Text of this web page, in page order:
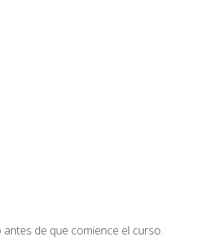
de que comience el curso.